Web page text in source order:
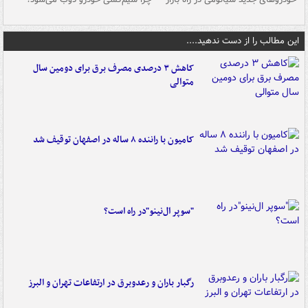
این مطالب را از دست ندهید....
کاهش ۳ درصدی مصرف برق برای دومین سال
متوالی
کامیون با راننده ۸ ساله در اصفهان توقیف شد
"سوپر ال‌نینو"در راه است؟
رگبار باران و رعدوبرق در ارتفاعات تهران و البرز